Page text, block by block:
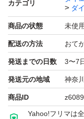
カテゴリ
ダ
商品の状態 未使用
配送の方法 おて
発送までの日数 3〜7
発送元の地域 神奈
商品ID
Yahoo!フリマは